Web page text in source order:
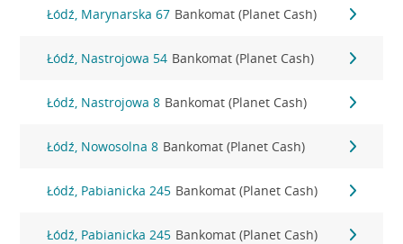
Łódź, Marynarska 67 Bankomat (Planet Cash)
Łódź, Nastrojowa 54 Bankomat (Planet Cash)
Łódź, Nastrojowa 8 Bankomat (Planet Cash)
Łódź, Nowosolna 8 Bankomat (Planet Cash)
Łódź, Pabianicka 245 Bankomat (Planet Cash)
Łódź, Pabianicka 245 Bankomat (Planet Cash)